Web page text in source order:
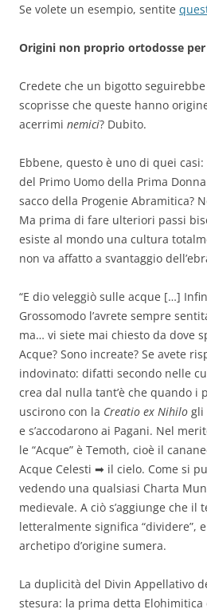
Se volete un esempio, sentite
Origini non proprio ortodosse
Credete che un bigotto
scoprisse che queste hanno
acerrimi nemici? Dubito.
Ebbene, questo è uno di quei
del Primo Uomo della Prima
sacco della Progenie Abramitica?
Ma prima di fare ulteriori passi
esiste al mondo una cultura
non va affatto a svantaggio
“E dio veleggiò sulle acque […]
Grossomodo l’avrete sempre
ma… vi siete mai chiesto da dove
Acque? Sono increate? Se avete
indovinato: difatti secondo nelle
crea dal nulla tant’è che quando i
uscirono con la Creatio ex Nihilo gli
e s’accodarono ai Pagani. Nel
le “Acque” è Temoth, cioè il
Acque Celesti ➡ il cielo. Come si
vedendo una qualsiasi Charta
medievale. A ciò s’aggiunge che il
letteralmente significa “dividere”,
archetipo d’origine sumera.
La duplicità del Divin Appellativo
stesura: la prima detta Elohimitica